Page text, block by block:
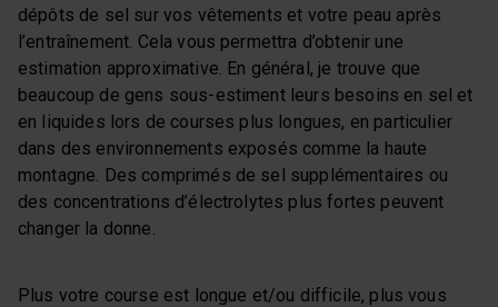
dépôts de sel sur vos vêtements et votre peau après
l’entraînement. Cela vous permettra d’obtenir une
estimation approximative. En général, je trouve que
beaucoup de gens sous-estiment leurs besoins en sel et
en liquides lors de courses plus longues, en particulier
dans des environnements exposés comme la haute
montagne. Des comprimés de sel supplémentaires ou
des concentrations d’électrolytes plus fortes peuvent
changer la donne.
Plus votre course est longue et/ou difficile, plus vous